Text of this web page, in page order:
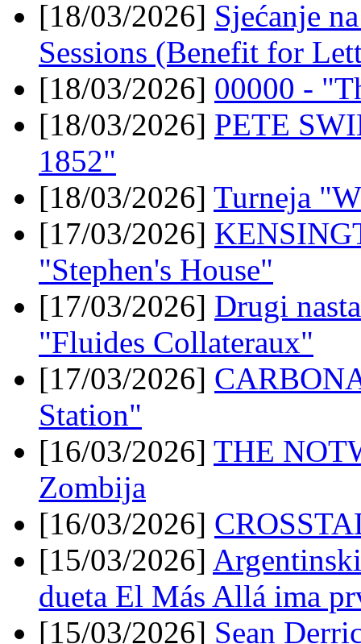
[18/03/2026] Sjećanje
Sessions (Benefit for
[18/03/2026] 00000 -
[18/03/2026] PETE
1852"
[18/03/2026] Turneja
[17/03/2026]
"Stephen's House"
[17/03/2026] Drugi
"Fluides Collateraux"
[17/03/2026]
Station"
[16/03/2026] THE
Zombija
[16/03/2026]
[15/03/2026]
dueta El Más Allá ima
[15/03/2026] Sean